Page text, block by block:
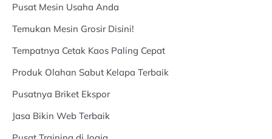
Pusat Mesin Usaha Anda
Temukan Mesin Grosir Disini!
Tempatnya Cetak Kaos Paling Cepat
Produk Olahan Sabut Kelapa Terbaik
Pusatnya Briket Ekspor
Jasa Bikin Web Terbaik